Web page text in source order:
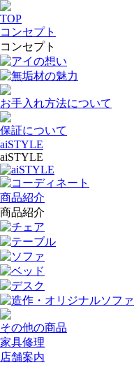
TOP
コンセプト
コンセプト
アイの想い
無垢材の魅力
お手入れ方法について
保証について
aiSTYLE
aiSTYLE
aiSTYLE
コーディネート
商品紹介
商品紹介
チェア
テーブル
ソファ
ベッド
デスク
造作・オリジナルソファ
その他の商品
家具修理
店舗案内